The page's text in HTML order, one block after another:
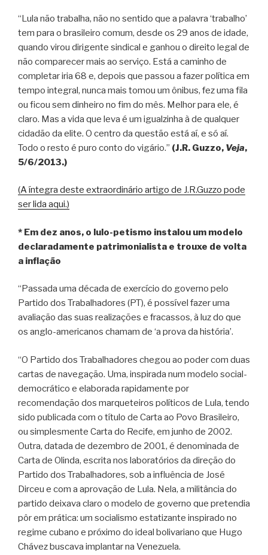
“Lula não trabalha, não no sentido que a palavra ‘trabalho’
tem para o brasileiro comum, desde os 29 anos de idade,
quando virou dirigente sindical e ganhou o direito legal de
não comparecer mais ao serviço. Está a caminho de
completar iria 68 e, depois que passou a fazer política em
tempo integral, nunca mais tomou um ônibus, fez uma fila
ou ficou sem dinheiro no fim do mês. Melhor para ele, é
claro. Mas a vida que leva é um igualzinha à de qualquer
cidadão da elite. O centro da questão está aí, e só aí.
Todo o resto é puro conto do vigário.” (J.R. Guzzo, Veja,
5/6/2013.)
(A íntegra deste extraordinário artigo de J.R.Guzzo pode
ser lida aqui.)
* Em dez anos, o lulo-petismo instalou um modelo
declaradamente patrimonialista e trouxe de volta
a inflação
“Passada uma década de exercício do governo pelo
Partido dos Trabalhadores (PT), é possível fazer uma
avaliação das suas realizações e fracassos, à luz do que
os anglo-americanos chamam de ‘a prova da história’.
“O Partido dos Trabalhadores chegou ao poder com duas
cartas de navegação. Uma, inspirada num modelo social-
democrático e elaborada rapidamente por
recomendação dos marqueteiros políticos de Lula, tendo
sido publicada com o título de Carta ao Povo Brasileiro,
ou simplesmente Carta do Recife, em junho de 2002.
Outra, datada de dezembro de 2001, é denominada de
Carta de Olinda, escrita nos laboratórios da direção do
Partido dos Trabalhadores, sob a influência de José
Dirceu e com a aprovação de Lula. Nela, a militância do
partido deixava claro o modelo de governo que pretendia
pôr em prática: um socialismo estatizante inspirado no
regime cubano e próximo do ideal bolivariano que Hugo
Chávez buscava implantar na Venezuela.